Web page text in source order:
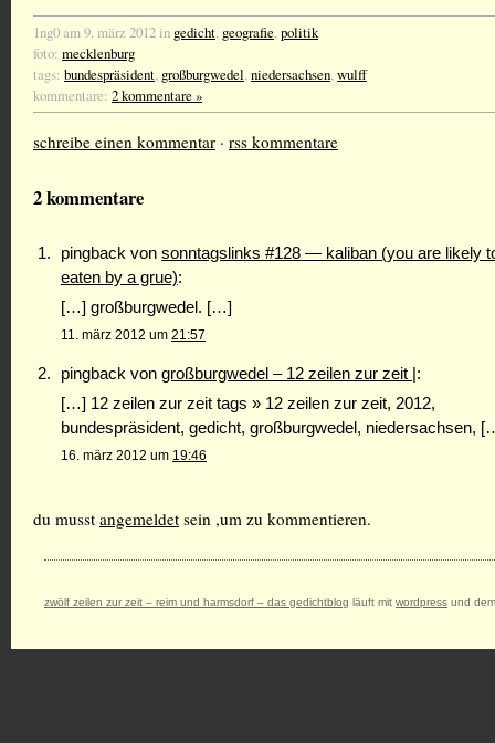
1ng0 am 9. märz 2012 in gedicht, geografie,politik
foto: mecklenburg
tags: bundespräsident, großburgwedel,niedersachsen,wulff
kommentare: 2 kommentare »
schreibe einen kommentar · rss kommentare
2 kommentare
pingback von sonntagslinks #128 — kaliban (you are likely
eaten by a grue):
[…] großburgwedel. […]
11. märz 2012 um 21:57
pingback von großburgwedel – 12 zeilen zur zeit |:
[…] 12 zeilen zur zeit tags » 12 zeilen zur zeit, 2012,
bundespräsident, gedicht, großburgwedel, niedersachsen,
16. märz 2012 um 19:46
du musst angemeldet sein ,um zu kommentieren.
zwölf zeilen zur zeit – reim und harmsdorf – das gedichtblog läuft mit wordpress und